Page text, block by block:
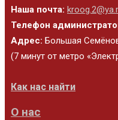
Наша почта:
Телефон
Адрес: Большая
(7 минут от метро
Как нас найти
О нас